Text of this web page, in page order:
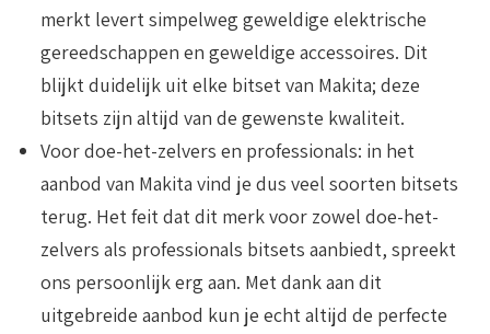
merkt levert simpelweg geweldige elektrische
gereedschappen en geweldige accessoires. Dit
blijkt duidelijk uit elke bitset van Makita; deze
bitsets zijn altijd van de gewenste kwaliteit.
Voor doe-het-zelvers en professionals: in het
aanbod van Makita vind je dus veel soorten bitsets
terug. Het feit dat dit merk voor zowel doe-het-
zelvers als professionals bitsets aanbiedt, spreekt
ons persoonlijk erg aan. Met dank aan dit
uitgebreide aanbod kun je echt altijd de perfecte